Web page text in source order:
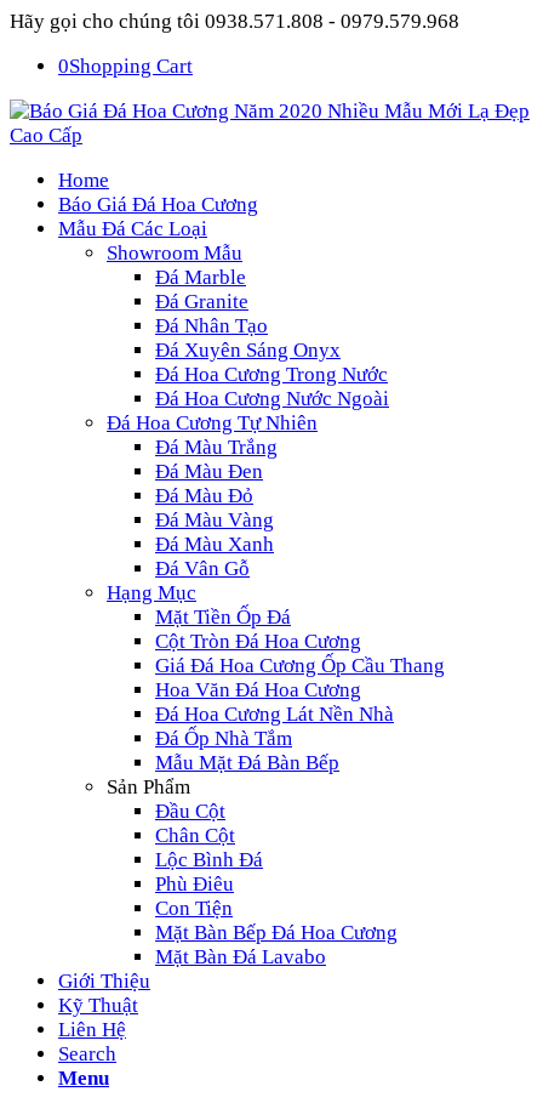
Hãy gọi cho chúng tôi 0938.571.808 - 0979.579.968
0Shopping Cart
Home
Báo Giá Đá Hoa Cương
Mẫu Đá Các Loại
Showroom Mẫu
Đá Marble
Đá Granite
Đá Nhân Tạo
Đá Xuyên Sáng Onyx
Đá Hoa Cương Trong Nước
Đá Hoa Cương Nước Ngoài
Đá Hoa Cương Tự Nhiên
Đá Màu Trắng
Đá Màu Đen
Đá Màu Đỏ
Đá Màu Vàng
Đá Màu Xanh
Đá Vân Gỗ
Hạng Mục
Mặt Tiền Ốp Đá
Cột Tròn Đá Hoa Cương
Giá Đá Hoa Cương Ốp Cầu Thang
Hoa Văn Đá Hoa Cương
Đá Hoa Cương Lát Nền Nhà
Đá Ốp Nhà Tắm
Mẫu Mặt Đá Bàn Bếp
Sản Phẩm
Đầu Cột
Chân Cột
Lộc Bình Đá
Phù Điêu
Con Tiện
Mặt Bàn Bếp Đá Hoa Cương
Mặt Bàn Đá Lavabo
Giới Thiệu
Kỹ Thuật
Liên Hệ
Search
Menu